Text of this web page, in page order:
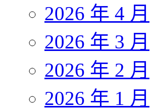
2026 年 4 月
2026 年 3 月
2026 年 2 月
2026 年 1 月